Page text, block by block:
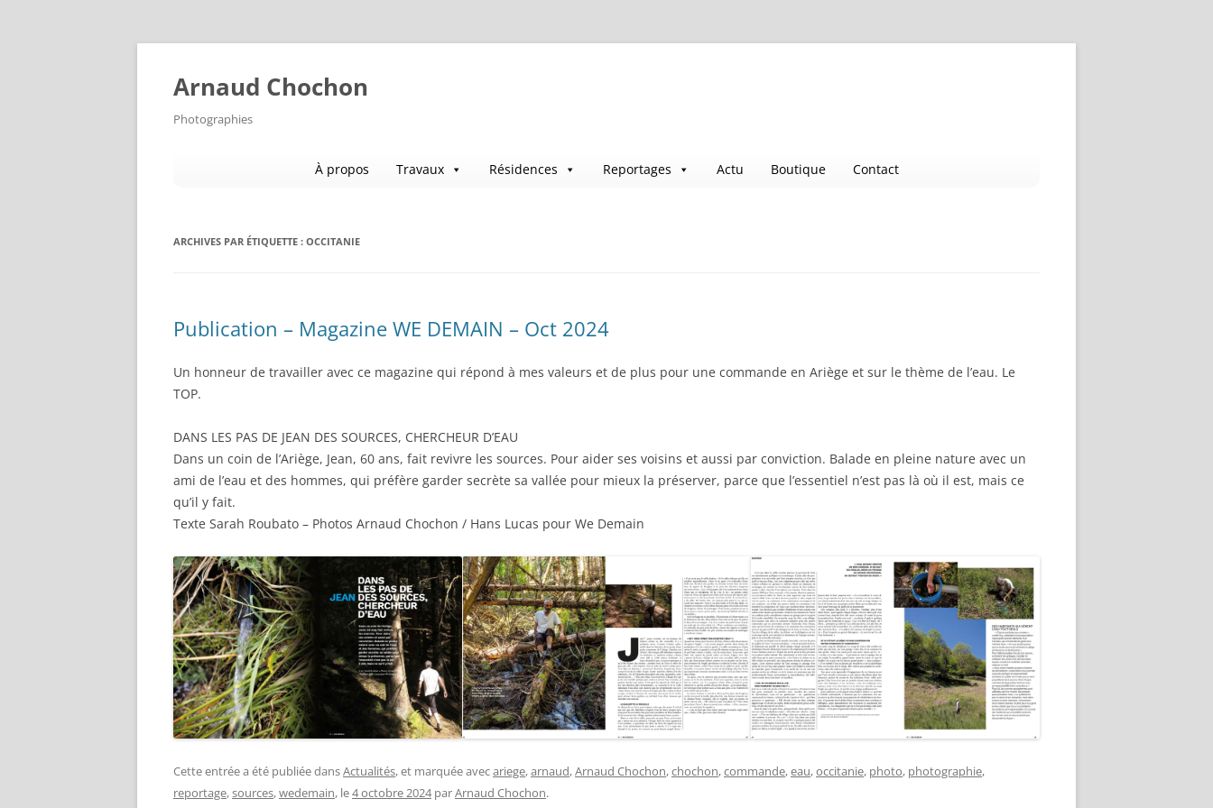
Aller
Arnaud Chochon
Photographies
À propos Travaux Résidences Reportages Actu Boutique Contact
ARCHIVES PAR ÉTIQUETTE : OCCITANIE
Publication – Magazine WE DEMAIN – Oct 2024
Un honneur de travailler avec ce magazine qui répond à mes valeurs et de plus pour une commande en Ariège et sur le thème de l’eau. Le
TOP.
DANS LES PAS DE JEAN DES SOURCES, CHERCHEUR D’EAU
Dans un coin de l’Ariège, Jean, 60 ans, fait revivre les sources. Pour aider ses voisins et aussi par conviction. Balade en pleine nature avec un
ami de l’eau et des hommes, qui préfère garder secrète sa vallée pour mieux la préserver, parce que l’essentiel n’est pas là où il est, mais ce
qu’il y fait.
Texte Sarah Roubato – Photos Arnaud Chochon / Hans Lucas pour We Demain
Cette entrée a été publiée dansActualités, et marquée avecariege,arnaud,Arnaud Chochon,chochon,commande,eau,occitanie, photo, photographie,
reportage,sources,wedemain, le4 octobre 2024 parArnaud Chochon.